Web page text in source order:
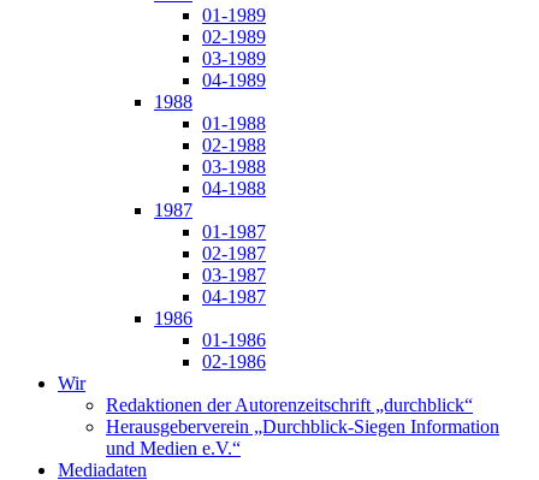
01-1989
02-1989
03-1989
04-1989
1988
01-1988
02-1988
03-1988
04-1988
1987
01-1987
02-1987
03-1987
04-1987
1986
01-1986
02-1986
Wir
Redaktionen der Autorenzeitschrift „durchblick“
Herausgeberverein „Durchblick-Siegen Information
und Medien e.V.“
Mediadaten